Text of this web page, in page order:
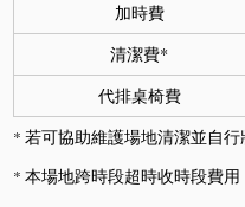
加時費
清潔費*
代排桌椅費
* 若可協助維護場地清潔並自
* 本場地跨時段超時收時段費用